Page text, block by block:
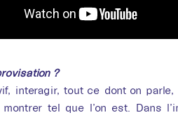
?
interagir, tout ce dont on
tel que l’on est. Dans